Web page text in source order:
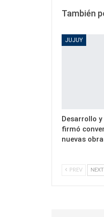
También
JUJUY
Desarrollo
firmó
nuevas
PREV NEXT